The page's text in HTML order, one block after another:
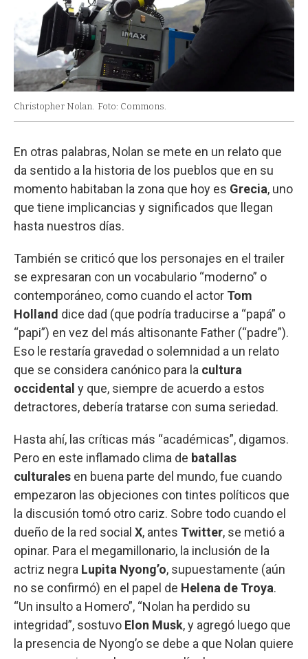
Christopher Nolan. Foto: Commons.
En otras palabras, Nolan se mete en un relato que
da sentido a la historia de los pueblos que en su
momento habitaban la zona que hoy es Grecia, uno
que tiene implicancias y significados que llegan
hasta nuestros días.
También se criticó que los personajes en el trailer
se expresaran con un vocabulario “moderno” o
contemporáneo, como cuando el actor Tom
Holland dice dad (que podría traducirse a “papá” o
“papi”) en vez del más altisonante Father (“padre”).
Eso le restaría gravedad o solemnidad a un relato
que se considera canónico para la cultura
occidental y que, siempre de acuerdo a estos
detractores, debería tratarse con suma seriedad.
Hasta ahí, las críticas más “académicas”, digamos.
Pero en este inflamado clima de batallas
culturales en buena parte del mundo, fue cuando
empezaron las objeciones con tintes políticos que
la discusión tomó otro cariz. Sobre todo cuando el
dueño de la red social X, antes Twitter, se metió a
opinar. Para el megamillonario, la inclusión de la
actriz negra Lupita Nyong’o, supuestamente (aún
no se confirmó) en el papel de Helena de Troya.
“Un insulto a Homero”, “Nolan ha perdido su
integridad”, sostuvo Elon Musk, y agregó luego que
la presencia de Nyong’o se debe a que Nolan quiere